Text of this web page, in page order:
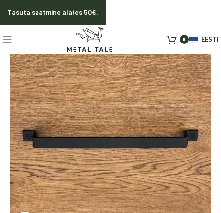
0 EESTI
Tasuta saatmine alates 50€.